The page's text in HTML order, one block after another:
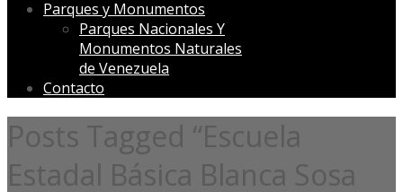
Parques y Monumentos
Parques Nacionales Y
Monumentos Naturales
de Venezuela
Contacto
Posts Tagged “Escuela
Estadal Básica Blanca Sosa